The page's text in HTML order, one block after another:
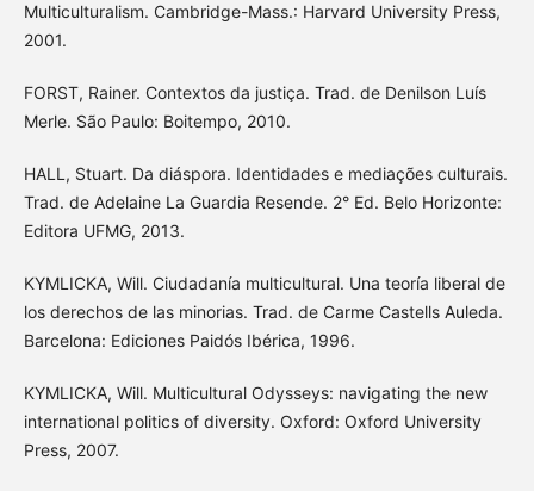
Multiculturalism. Cambridge-Mass.: Harvard University Press,
2001.
FORST, Rainer. Contextos da justiça. Trad. de Denilson Luís
Merle. São Paulo: Boitempo, 2010.
HALL, Stuart. Da diáspora. Identidades e mediações culturais.
Trad. de Adelaine La Guardia Resende. 2° Ed. Belo Horizonte:
Editora UFMG, 2013.
KYMLICKA, Will. Ciudadanía multicultural. Una teoría liberal de
los derechos de las minorias. Trad. de Carme Castells Auleda.
Barcelona: Ediciones Paidós Ibérica, 1996.
KYMLICKA, Will. Multicultural Odysseys: navigating the new
international politics of diversity. Oxford: Oxford University
Press, 2007.